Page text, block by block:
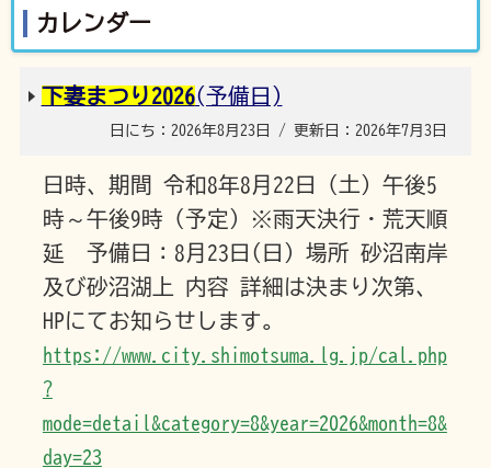
カレンダー
下妻まつり2026(予備日)
日にち：2026年8月23日 / 更新日：2026年7月3日
日時、期間 令和8年8月22日（土）午後5
時～午後9時（予定）※雨天決行・荒天順
延 予備日：8月23日(日) 場所 砂沼南岸
及び砂沼湖上 内容 詳細は決まり次第、
HPにてお知らせします。
https://www.city.shimotsuma.lg.jp/cal.php
?
mode=detail&category=8&year=2026&month=8&
day=23